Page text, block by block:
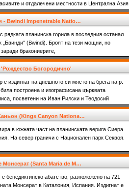
и отдалечени местности в Централна Азия
които блокират влажните въздушни маси.
- Bwindi Impenetrable Natio…
планинска горила в последния останал
„Бвинди“ (Bwindi). Броят на тези мощни, но
бракониерите,
Богородично'
издигнат на днешното си място на брега на р.
построена и изографисана църквата
посветени на Иван Рилски и Теодосий
(Kings Canyon Nationa…
в южната част на планинската верига Сиера
На север граничи с Национален парк Секвоя.
Монсерат (Santa Maria de M…
абатство, разположено на 721
Монсерат в Каталония, Испания. Издигнат е